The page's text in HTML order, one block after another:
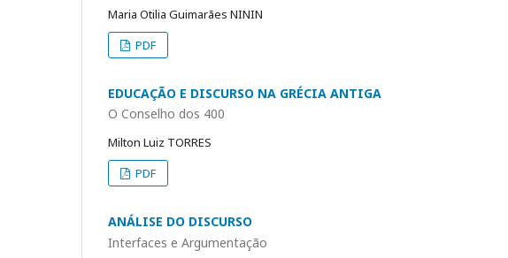
Maria Otilia Guimarães NININ
PDF
EDUCAÇÃO E DISCURSO NA GRÉCIA ANTIGA
O Conselho dos 400
Milton Luiz TORRES
PDF
ANÁLISE DO DISCURSO
Interfaces e Argumentação